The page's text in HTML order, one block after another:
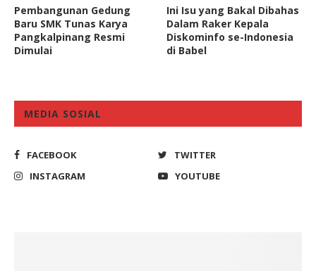
Pembangunan Gedung
Baru SMK Tunas Karya
Pangkalpinang Resmi
Dimulai
Ini Isu yang Bakal Dibahas
Dalam Raker Kepala
Diskominfo se-Indonesia
di Babel
MEDIA SOSIAL
FACEBOOK
TWITTER
INSTAGRAM
YOUTUBE